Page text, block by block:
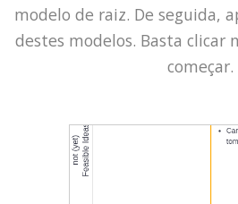
modelo de raiz. De seguida,
destes modelos. Basta clicar
começar.